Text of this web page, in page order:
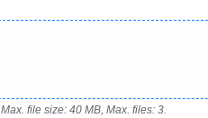
file size: 40 MB, Max. files: 3.